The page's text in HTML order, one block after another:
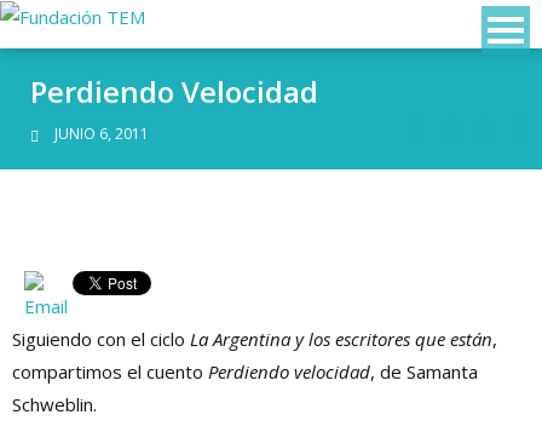
Perdiendo Velocidad
JUNIO 6, 2011
Siguiendo con el ciclo La Argentina y los escritores que están,
compartimos el cuento Perdiendo velocidad, de Samanta
Schweblin.